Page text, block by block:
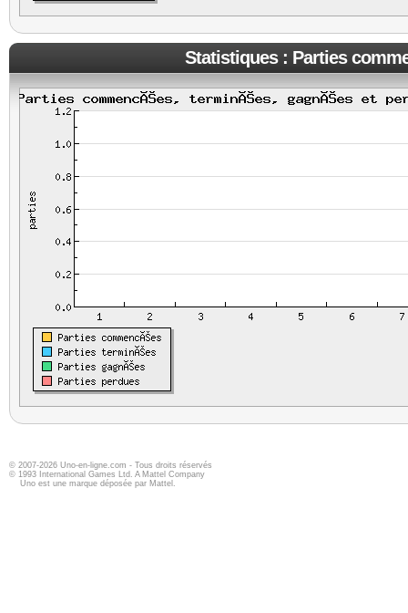
Statistiques : Parties
© 2007-2026 Uno-en-ligne.com - Tous droits réservés
© 1993 International Games Ltd. A Mattel Company
Uno est une marque déposée par Mattel.